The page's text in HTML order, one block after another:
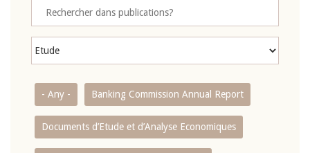
- Any - Banking Commission Annual Report
Documents d’Etude et d’Analyse Economiques